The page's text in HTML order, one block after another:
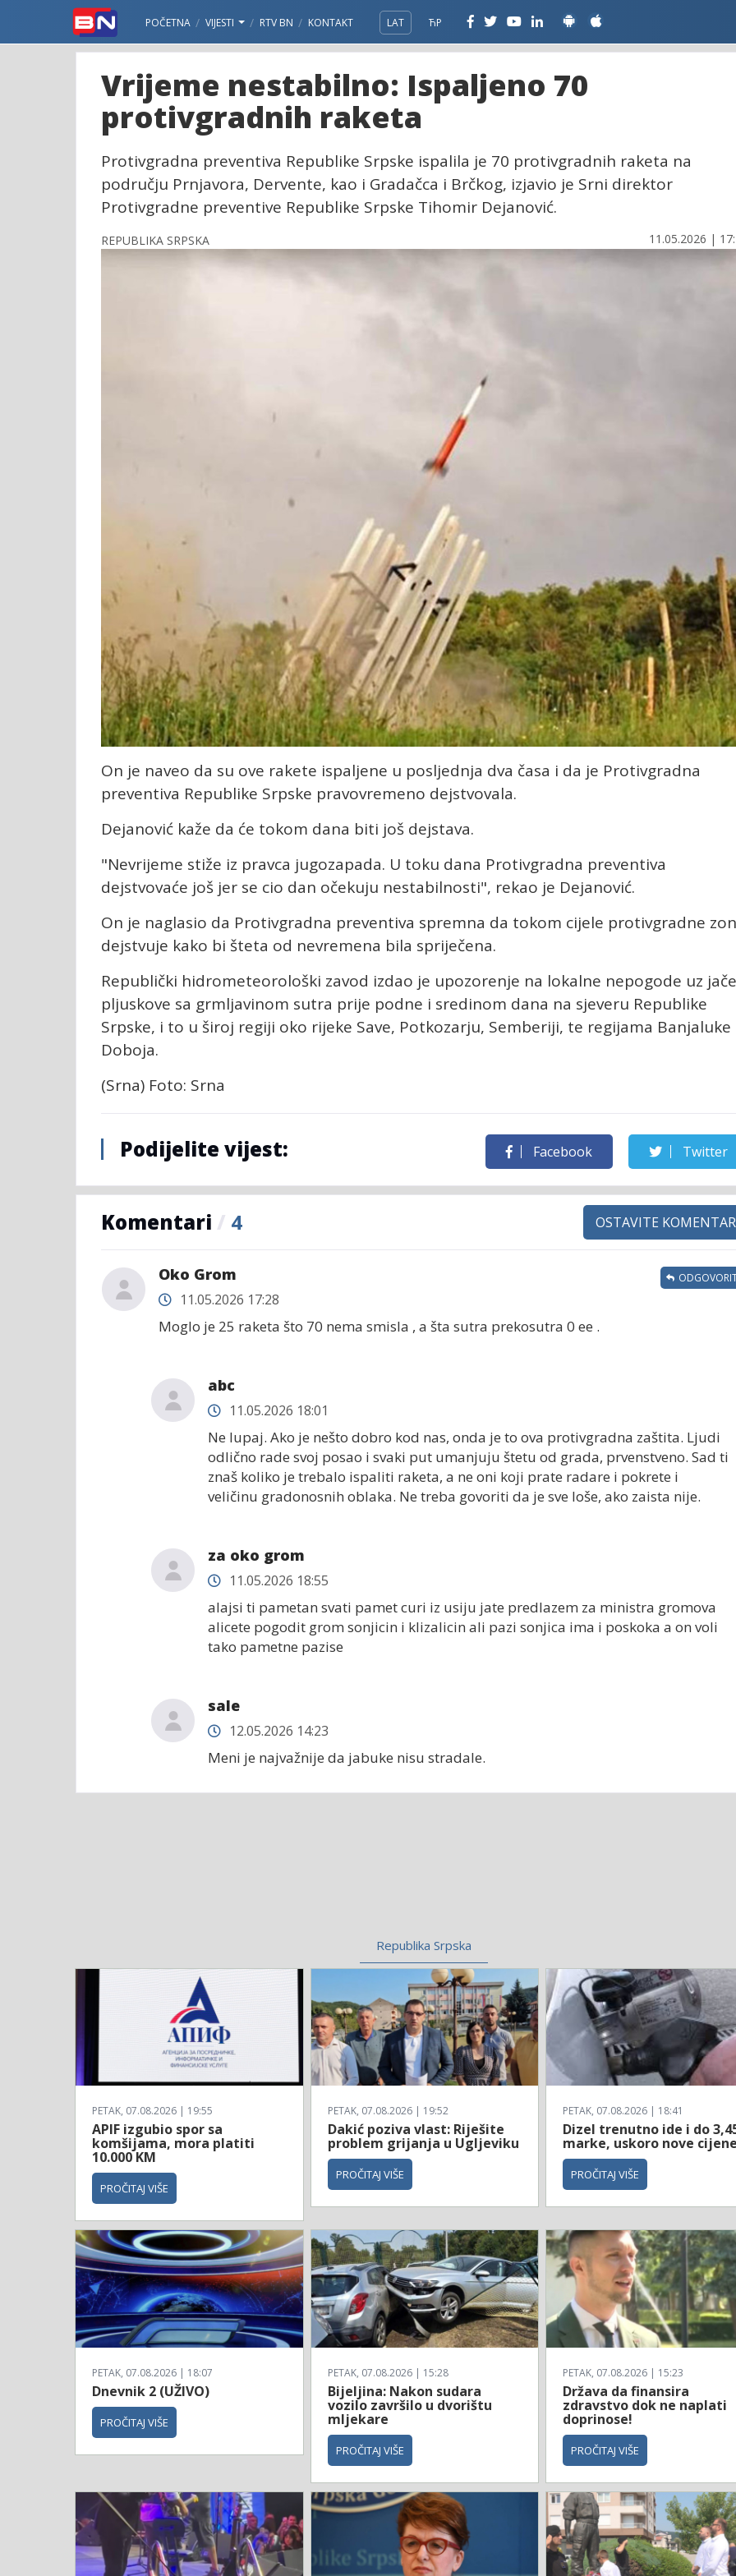
POČETNA VIJESTI RTV BN KONTAKT LAT ЋР
Vrijeme nestabilno: Ispaljeno 70
protivgradnih raketa
Protivgradna preventiva Republike Srpske ispalila je 70 protivgradnih raketa na
području Prnjavora, Dervente, kao i Gradačca i Brčkog, izjavio je Srni direktor
Protivgradne preventive Republike Srpske Tihomir Dejanović.
REPUBLIKA SRPSKA 11.05.2026 |
On je naveo da su ove rakete ispaljene u posljednja dva časa i da je Protivgradna
preventiva Republike Srpske pravovremeno dejstvovala.
Dejanović kaže da će tokom dana biti još dejstava.
"Nevrijeme stiže iz pravca jugozapada. U toku dana Protivgradna preventiva
dejstvovaće još jer se cio dan očekuju nestabilnosti", rekao je Dejanović.
On je naglasio da Protivgradna preventiva spremna da tokom cijele protivgradne
dejstvuje kako bi šteta od nevremena bila spriječena.
Republički hidrometeorološki zavod izdao je upozorenje na lokalne nepogode uz jače
pljuskove sa grmljavinom sutra prije podne i sredinom dana na sjeveru Republike
Srpske, i to u široj regiji oko rijeke Save, Potkozarju, Semberiji, te regijama Banjaluke
Doboja.
(Srna) Foto: Srna
Podijelite vijest: Facebook Twitter
Komentari / 4 OSTAVITE KOMENTAR
Oko Grom
11.05.2026 17:28
Moglo je 25 raketa što 70 nema smisla , a šta sutra prekosutra 0 ee .
abc
11.05.2026 18:01
Ne lupaj. Ako je nešto dobro kod nas, onda je to ova protivgradna zaštita. Ljudi
odlično rade svoj posao i svaki put umanjuju štetu od grada, prvenstveno. Sad ti
znaš koliko je trebalo ispaliti raketa, a ne oni koji prate radare i pokrete i
veličinu gradonosnih oblaka. Ne treba govoriti da je sve loše, ako zaista nije.
za oko grom
11.05.2026 18:55
alajsi ti pametan svati pamet curi iz usiju jate predlazem za ministra gromova
alicete pogodit grom sonjicin i klizalicin ali pazi sonjica ima i poskoka a on voli
tako pametne pazise
sale
12.05.2026 14:23
Meni je najvažnije da jabuke nisu stradale.
Republika Srpska
PETAK, 07.08.2026 | 19:55
APIF izgubio spor sa
komšijama, mora platiti
10.000 KM
PROČITAJ VIŠE
PETAK, 07.08.2026 | 19:52
Dakić poziva vlast: Riješite
problem grijanja u Ugljeviku
PROČITAJ VIŠE
PETAK, 07.08.2026 | 18:41
Dizel trenutno ide i do
marke, uskoro nove
PROČITAJ VIŠE
PETAK, 07.08.2026 | 18:07
Dnevnik 2 (UŽIVO)
PROČITAJ VIŠE
PETAK, 07.08.2026 | 15:28
Bijeljina: Nakon sudara
vozilo završilo u dvorištu
mljekare
PROČITAJ VIŠE
PETAK, 07.08.2026 | 15:23
Država da finansira
zdravstvo dok ne naplati
doprinose!
PROČITAJ VIŠE